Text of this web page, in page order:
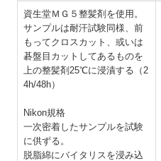
資生堂ＭＧ５整髪剤を使用。
サンプルは耐汗試験同様、前
もってクロスカット、或いは
碁盤目カットしてあるものを
上の整髪剤25℃に浸漬する（2
4h/48h）
Nikon規格
一次密着したサンプルを試験
に供ずる。
脱脂綿にバイタリスを浸み込